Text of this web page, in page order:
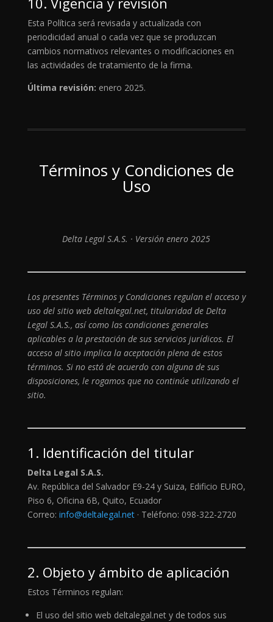
Esta Política será revisada y actualizada con
periodicidad anual o cada vez que se produzcan
cambios normativos relevantes o modificaciones en
las actividades de tratamiento de la firma.
Última revisión: enero 2025.
Términos y Condiciones de
Uso
Delta Legal S.A.S. · Versión enero 2025
Los presentes Términos y Condiciones regulan el acceso y
uso del sitio web deltalegal.net, titularidad de Delta
Legal S.A.S., así como las condiciones generales
aplicables a la prestación de sus servicios jurídicos. El
acceso al sitio implica la aceptación plena de estos
términos. Si no está de acuerdo con alguna de sus
disposiciones, le rogamos que no continúe utilizando el
sitio.
1. Identificación del titular
Delta Legal S.A.S.
Av. República del Salvador E9-24 y Suiza, Edificio EURO,
Piso 6, Oficina 6B, Quito, Ecuador
Correo: info@deltalegal.net· Teléfono: 098-322-2720
2. Objeto y ámbito de aplicación
Estos Términos regulan:
El uso del sitio web deltalegal.net y de todos sus